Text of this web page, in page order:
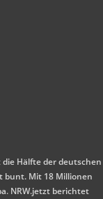
Hälfte der deutschen
bunt. Mit 18 Millionen
NRW.jetzt berichtet